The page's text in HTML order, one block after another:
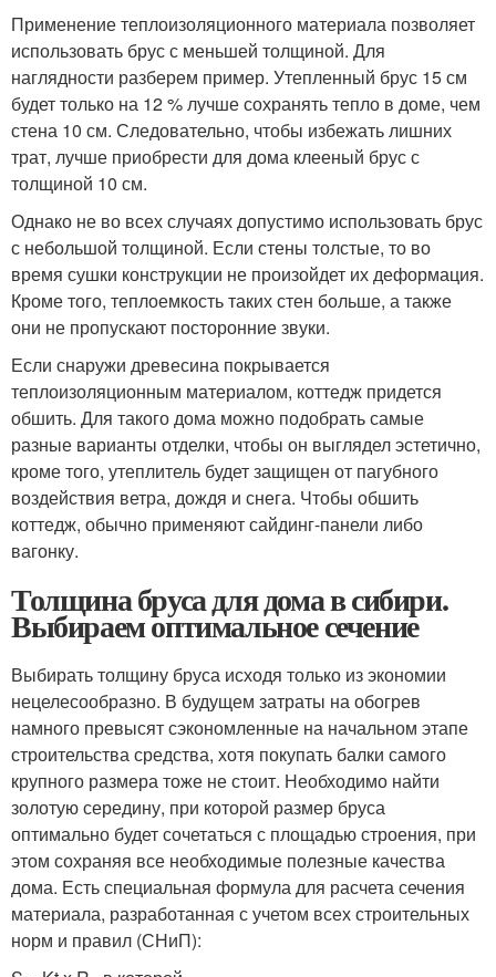
Применение теплоизоляционного материала позволяет
использовать брус с меньшей толщиной. Для
наглядности разберем пример. Утепленный брус 15 см
будет только на 12 % лучше сохранять тепло в доме, чем
стена 10 см. Следовательно, чтобы избежать лишних
трат, лучше приобрести для дома клееный брус с
толщиной 10 см.
Однако не во всех случаях допустимо использовать брус
с небольшой толщиной. Если стены толстые, то во
время сушки конструкции не произойдет их деформация.
Кроме того, теплоемкость таких стен больше, а также
они не пропускают посторонние звуки.
Если снаружи древесина покрывается
теплоизоляционным материалом, коттедж придется
обшить. Для такого дома можно подобрать самые
разные варианты отделки, чтобы он выглядел эстетично,
кроме того, утеплитель будет защищен от пагубного
воздействия ветра, дождя и снега. Чтобы обшить
коттедж, обычно применяют сайдинг-панели либо
вагонку.
Толщина бруса для дома в сибири.
Выбираем оптимальное сечение
Выбирать толщину бруса исходя только из экономии
нецелесообразно. В будущем затраты на обогрев
намного превысят сэкономленные на начальном этапе
строительства средства, хотя покупать балки самого
крупного размера тоже не стоит. Необходимо найти
золотую середину, при которой размер бруса
оптимально будет сочетаться с площадью строения, при
этом сохраняя все необходимые полезные качества
дома. Есть специальная формула для расчета сечения
материала, разработанная с учетом всех строительных
норм и правил (СНиП):